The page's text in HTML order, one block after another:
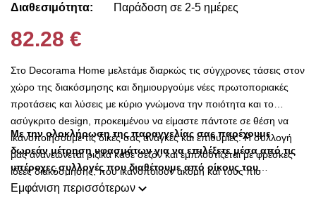
Διαθεσιμότητα:
Παράδοση σε 2-5 ημέρες
82.28 €
Στο Decorama Home μελετάμε διαρκώς τις σύγχρονες τάσεις στον
χώρο της διακόσμησης και δημιουργούμε νέες πρωτοποριακές
προτάσεις και λύσεις με κύριο γνώμονα την ποιότητα και το
ασύγκριτο design, προκειμένου να είμαστε πάντοτε σε θέση να
ικανοποιήσουμε τις δικές σας ανάγκες και επιθυμίες. Η συλλογή
μας ανανεώνεται ριζικά κάθε σεζόν και εμπλουτίζεται με φρέσκες
ιδέες διακόσμησης, που ικανοποιούν ακόμη και τους πιο
απαιτητικούς! Στο Decorama Home έχουμε ως στόχο να
Με την ολοκλήρωση της παραγγελίας σας παρέχουμε
δωρεάν μέτρηση υφασμάτων για να επιλέξετε μέσα από τις
υπέροχες συλλογές που διαθέτουμε από οίκους του
εξωτερικού σε προσιτές τιμές!!
Εμφάνιση περισσότερων